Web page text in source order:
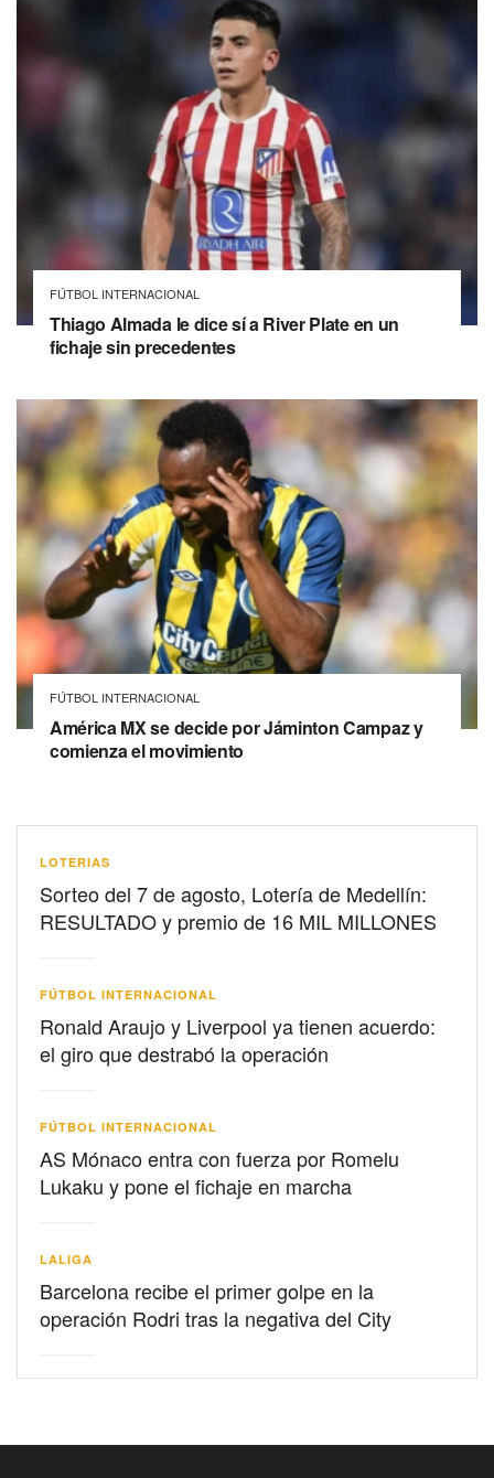
FÚTBOL INTERNACIONAL
Thiago Almada le dice sí a River Plate en un
fichaje sin precedentes
FÚTBOL INTERNACIONAL
América MX se decide por Jáminton Campaz y
comienza el movimiento
LOTERIAS
Sorteo del 7 de agosto, Lotería de Medellín:
RESULTADO y premio de 16 MIL MILLONES
FÚTBOL INTERNACIONAL
Ronald Araujo y Liverpool ya tienen acuerdo:
el giro que destrabó la operación
FÚTBOL INTERNACIONAL
AS Mónaco entra con fuerza por Romelu
Lukaku y pone el fichaje en marcha
LALIGA
Barcelona recibe el primer golpe en la
operación Rodri tras la negativa del City